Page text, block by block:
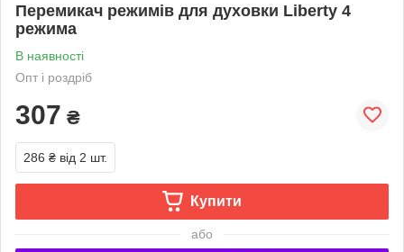
Перемикач режимів для духовки Liberty 4
режима
В наявності
Опт і роздріб
307 ₴
286 ₴ від 2 шт.
Купити
або